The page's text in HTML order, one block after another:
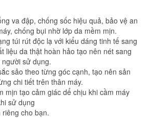
va đập, chống sốc hiệu quả, bảo vệ an
chống bụi nhờ lớp da mềm mịn.
túi rút độc lạ với kiểu dáng tinh tế sang
liệu da thật hoàn hảo tạo nên nét sang
sử dụng.
sảo theo từng góc cạnh, tạo nên sản
chi tiết trên thân máy.
mịn tạo cảm giác dể chịu khi cầm máy
sử dụng
cho bạn.